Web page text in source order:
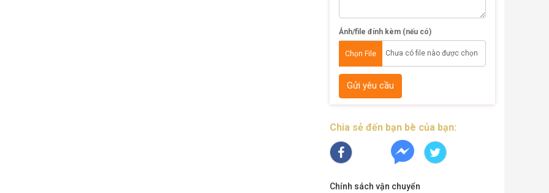
Ảnh/file đính kèm (nếu có)
Chưa có file nào được chọn
Chọn File
Gửi yêu cầu
Chia sẻ đến bạn bè của bạn:
Chính sách vận chuyển